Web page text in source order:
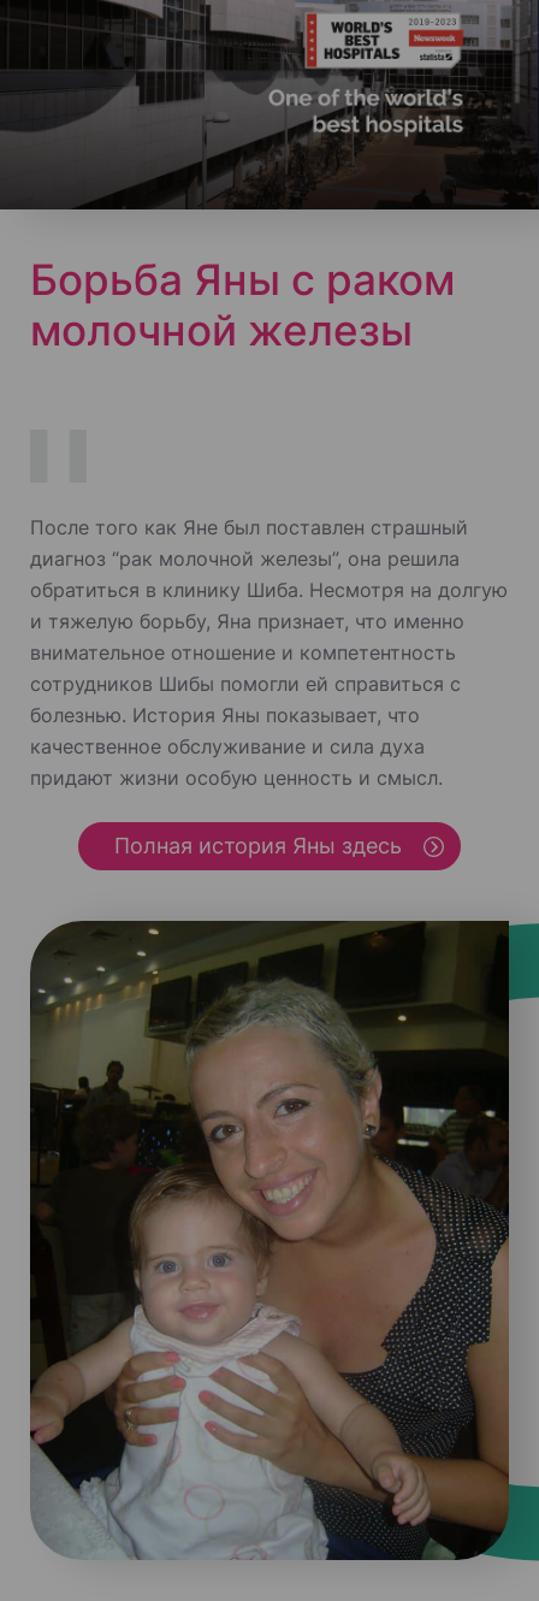
Борьба Яны с раком
молочной железы
После того как Яне был поставлен страшный
диагноз “рак молочной железы”, она решила
обратиться в клинику Шиба. Несмотря на долгую
и тяжелую борьбу, Яна признает, что именно
внимательное отношение и компетентность
сотрудников Шибы помогли ей справиться с
болезнью. История Яны показывает, что
качественное обслуживание и сила духа
придают жизни особую ценность и смысл.
Полная история Яны здесь